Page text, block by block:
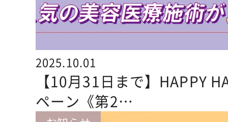
2025.10.01
【10月31日まで】HAPPY
ペーン《第2…